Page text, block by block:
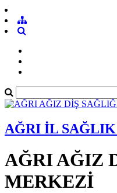
AĞRI İL
AĞRI AĞIZ
MERKEZİ